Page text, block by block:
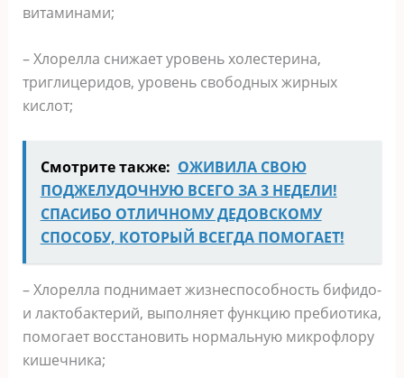
витаминами;
– Хлорелла снижает уровень холестерина,
триглицеридов, уровень свободных жирных
кислот;
Смотрите также: ОЖИВИЛА СВОЮ
ПОДЖЕЛУДОЧНУЮ ВСЕГО ЗА 3 НЕДЕЛИ!
СПАСИБО ОТЛИЧНОМУ ДЕДОВСКОМУ
СПОСОБУ, КОТОРЫЙ ВСЕГДА ПОМОГАЕТ!
– Хлорелла поднимает жизнеспособность бифидо-
и лактобактерий, выполняет функцию пребиотика,
помогает восстановить нормальную микрофлору
кишечника;